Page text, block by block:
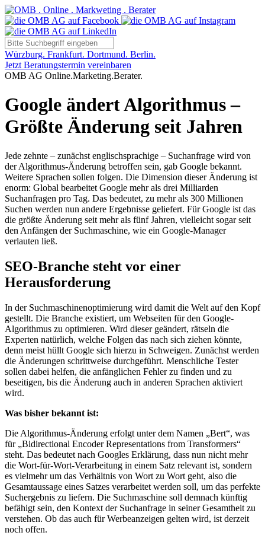
Würzburg. Frankfurt. Dortmund. Berlin.
Jetzt Beratungstermin vereinbaren
OMB AG Online.Marketing.Berater.
Google ändert Algorithmus –
Größte Änderung seit Jahren
Jede zehnte – zunächst englischsprachige – Suchanfrage wird von
der Algorithmus-Änderung betroffen sein, gab Google bekannt.
Weitere Sprachen sollen folgen. Die Dimension dieser Änderung ist
enorm: Global bearbeitet Google mehr als drei Milliarden
Suchanfragen pro Tag. Das bedeutet, zu mehr als 300 Millionen
Suchen werden nun andere Ergebnisse geliefert. Für Google ist das
die größte Änderung seit mehr als fünf Jahren, vielleicht sogar seit
den Anfängen der Suchmaschine, wie ein Google-Manager
verlauten ließ.
SEO-Branche steht vor einer
Herausforderung
In der Suchmaschinenoptimierung wird damit die Welt auf den Kopf
gestellt. Die Branche existiert, um Webseiten für den Google-
Algorithmus zu optimieren. Wird dieser geändert, rätseln die
Experten natürlich, welche Folgen das nach sich ziehen könnte,
denn meist hüllt Google sich hierzu in Schweigen. Zunächst werden
die Änderungen schrittweise durchgeführt. Menschliche Tester
sollen dabei helfen, die anfänglichen Fehler zu finden und zu
beseitigen, bis die Änderung auch in anderen Sprachen aktiviert
wird.
Was bisher bekannt ist:
Die Algorithmus-Änderung erfolgt unter dem Namen „Bert“, was
für „Bidirectional Encoder Representations from Transformers“
steht. Das bedeutet nach Googles Erklärung, dass nun nicht mehr
die Wort-für-Wort-Verarbeitung in einem Satz relevant ist, sondern
es vielmehr um das Verhältnis von Wort zu Wort geht, also die
Gesamtaussage eines Satzes verarbeitet werden soll, um das perfekte
Suchergebnis zu liefern. Die Suchmaschine soll demnach künftig
befähigt sein, den Kontext der Suchanfrage in seiner Gesamtheit zu
verstehen. Ob das auch für Werbeanzeigen gelten wird, ist derzeit
noch offen.